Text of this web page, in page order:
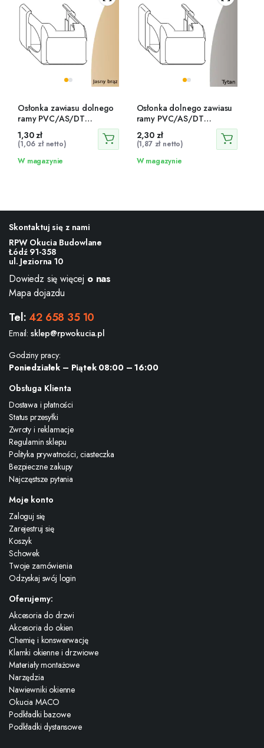
Osłonka zawiasu dolnego
ramy PVC/AS/DT
jasnobrązowa – 41762
1,30zł
(1,06 złnetto)
W magazynie
Osłonka dolnego zawiasu
ramy PVC/AS/DT
tytanowa – 42048
2,30 zł
(1,87 złnetto)
W magazynie
Skontaktuj się z nami
RPW Okucia Budowlane
Łódź 91-358
ul. Jeziorna 10
Dowiedz się więcej o nas
Mapa dojazdu
Tel:42 658 35 10
Email: sklep@rpwokucia.pl
Godziny pracy:
Poniedziałek – Piątek 08:00 – 16:00
Obsługa Klienta
Dostawa i płatności
Status przesyłki
Zwroty i reklamacje
Regulamin sklepu
Polityka prywatności, ciasteczka
Bezpieczne zakupy
Najczęstsze pytania
Moje konto
Zaloguj się
Zarejestruj się
Koszyk
Schowek
Twoje zamówienia
Odzyskaj swój login
Oferujemy:
Akcesoria do drzwi
Akcesoria do okien
Chemię i konswerwację
Klamki okienne i drzwiowe
Materiały montażowe
Narzędzia
Nawiewniki okienne
Okucia MACO
Podkładki bazowe
Podkładki dystansowe